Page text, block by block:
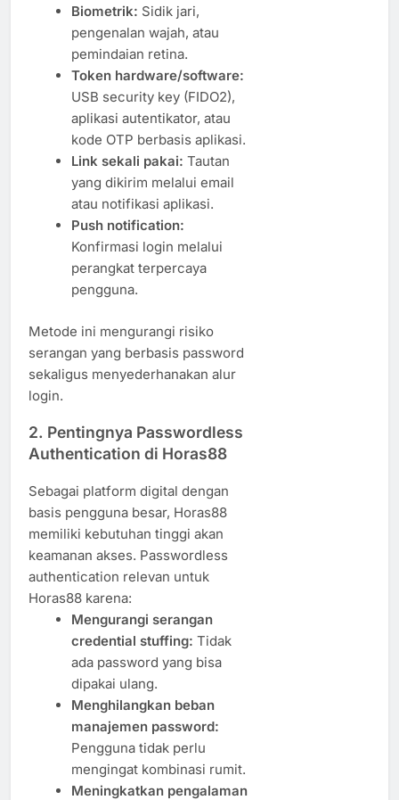
Biometrik: Sidik jari,
pengenalan wajah, atau
pemindaian retina.
Token hardware/software:
USB security key (FIDO2),
aplikasi autentikator, atau
kode OTP berbasis aplikasi.
Link sekali pakai: Tautan
yang dikirim melalui email
atau notifikasi aplikasi.
Push notification:
Konfirmasi login melalui
perangkat terpercaya
pengguna.
Metode ini mengurangi risiko
serangan yang berbasis password
sekaligus menyederhanakan alur
login.
2. Pentingnya Passwordless
Authentication di Horas88
Sebagai platform digital dengan
basis pengguna besar, Horas88
memiliki kebutuhan tinggi akan
keamanan akses. Passwordless
authentication relevan untuk
Horas88 karena:
Mengurangi serangan
credential stuffing: Tidak
ada password yang bisa
dipakai ulang.
Menghilangkan beban
manajemen password:
Pengguna tidak perlu
mengingat kombinasi rumit.
Meningkatkan pengalaman